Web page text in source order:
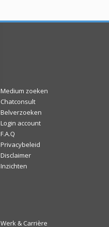
Medium zoeken
Chatconsult
Belverzoeken
Login account
F.A.Q
Privacybeleid
Disclaimer
Inzichten
Werk & Carrière